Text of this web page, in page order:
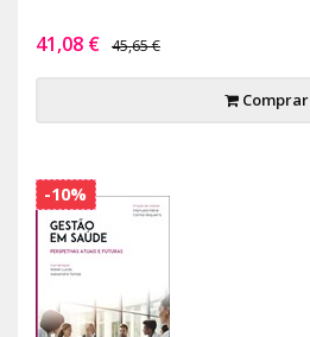
41,08 € 45,65 €
Comprar
-10%